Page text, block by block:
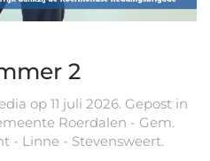
2
op 11 juli 2026. Gepost in
Roerdalen - Gem.
- Linne - Stevensweert.